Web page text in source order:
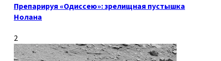
Препарируя «Одиссею»: зрелищная пустышка
Нолана
2